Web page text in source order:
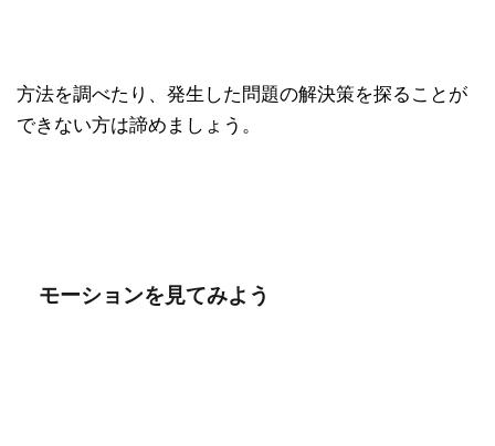
方法を調べたり、発生した問題の解決策を探ることが
できない方は諦めましょう。
モーションを見てみよう